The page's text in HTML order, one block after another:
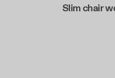
Slim chair